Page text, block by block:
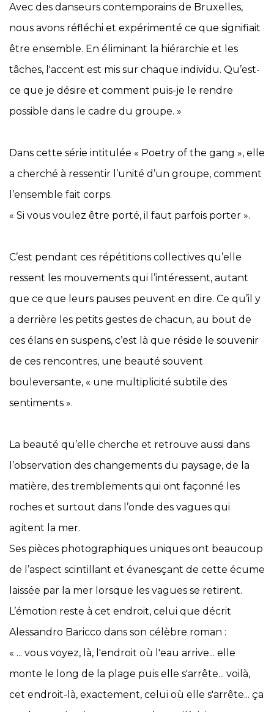
Avec des danseurs contemporains de Bruxelles,
nous avons réfléchi et expérimenté ce que signifiait
être ensemble. En éliminant la hiérarchie et les
tâches, l'accent est mis sur chaque individu. Qu’est-
ce que je désire et comment puis-je le rendre
possible dans le cadre du groupe. »
Dans cette série intitulée « Poetry of the gang », elle
a cherché à ressentir l’unité d’un groupe, comment
l’ensemble fait corps.
« Si vous voulez être porté, il faut parfois porter ».
C’est pendant ces répétitions collectives qu’elle
ressent les mouvements qui l’intéressent, autant
que ce que leurs pauses peuvent en dire. Ce qu’il y
a derrière les petits gestes de chacun, au bout de
ces élans en suspens, c’est là que réside le souvenir
de ces rencontres, une beauté souvent
bouleversante, « une multiplicité subtile des
sentiments ».
La beauté qu’elle cherche et retrouve aussi dans
l’observation des changements du paysage, de la
matière, des tremblements qui ont façonné les
roches et surtout dans l’onde des vagues qui
agitent la mer.
Ses pièces photographiques uniques ont beaucoup
de l’aspect scintillant et évanesçant de cette écume
laissée par la mer lorsque les vagues se retirent.
L’émotion reste à cet endroit, celui que décrit
Alessandro Baricco dans son célèbre roman :
« ... vous voyez, là, l'endroit où l'eau arrive... elle
monte le long de la plage puis elle s'arrête... voilà,
cet endroit-là, exactement, celui où elle s'arrête... ça